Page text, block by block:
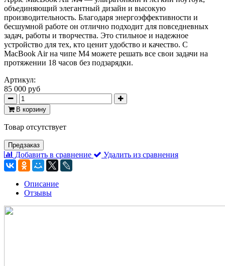
объединяющий элегантный дизайн и высокую
производительность. Благодаря энергоэффективности и
бесшумной работе он отлично подходит для повседневных
задач, работы и творчества. Это стильное и надежное
устройство для тех, кто ценит удобство и качество. С
MacBook Air на чипе M4 можете решать все свои задачи на
протяжении 18 часов без подзарядки.
Артикул:
85 000 руб
В корзину
Товар отсутствует
Предзаказ
Добавить в сравнение Удалить из сравнения
Описание
Отзывы